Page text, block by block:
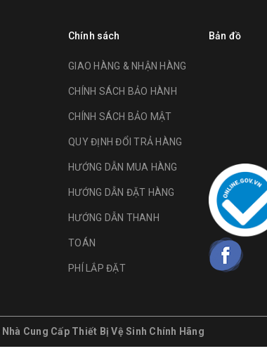
Chính sách
GIAO HÀNG & NHẬN HÀNG
CHÍNH SÁCH BẢO HÀNH
CHÍNH SÁCH BẢO MẬT
QUY ĐỊNH ĐỔI TRẢ HÀNG
HƯỚNG DẪN MUA HÀNG
HƯỚNG DẪN ĐẶT HÀNG
HƯỚNG DẪN THANH
TOÁN
PHÍ LẮP ĐẶT
Bản đồ
Nhà Cung Cấp Thiết Bị Vệ Sinh Chính Hãng